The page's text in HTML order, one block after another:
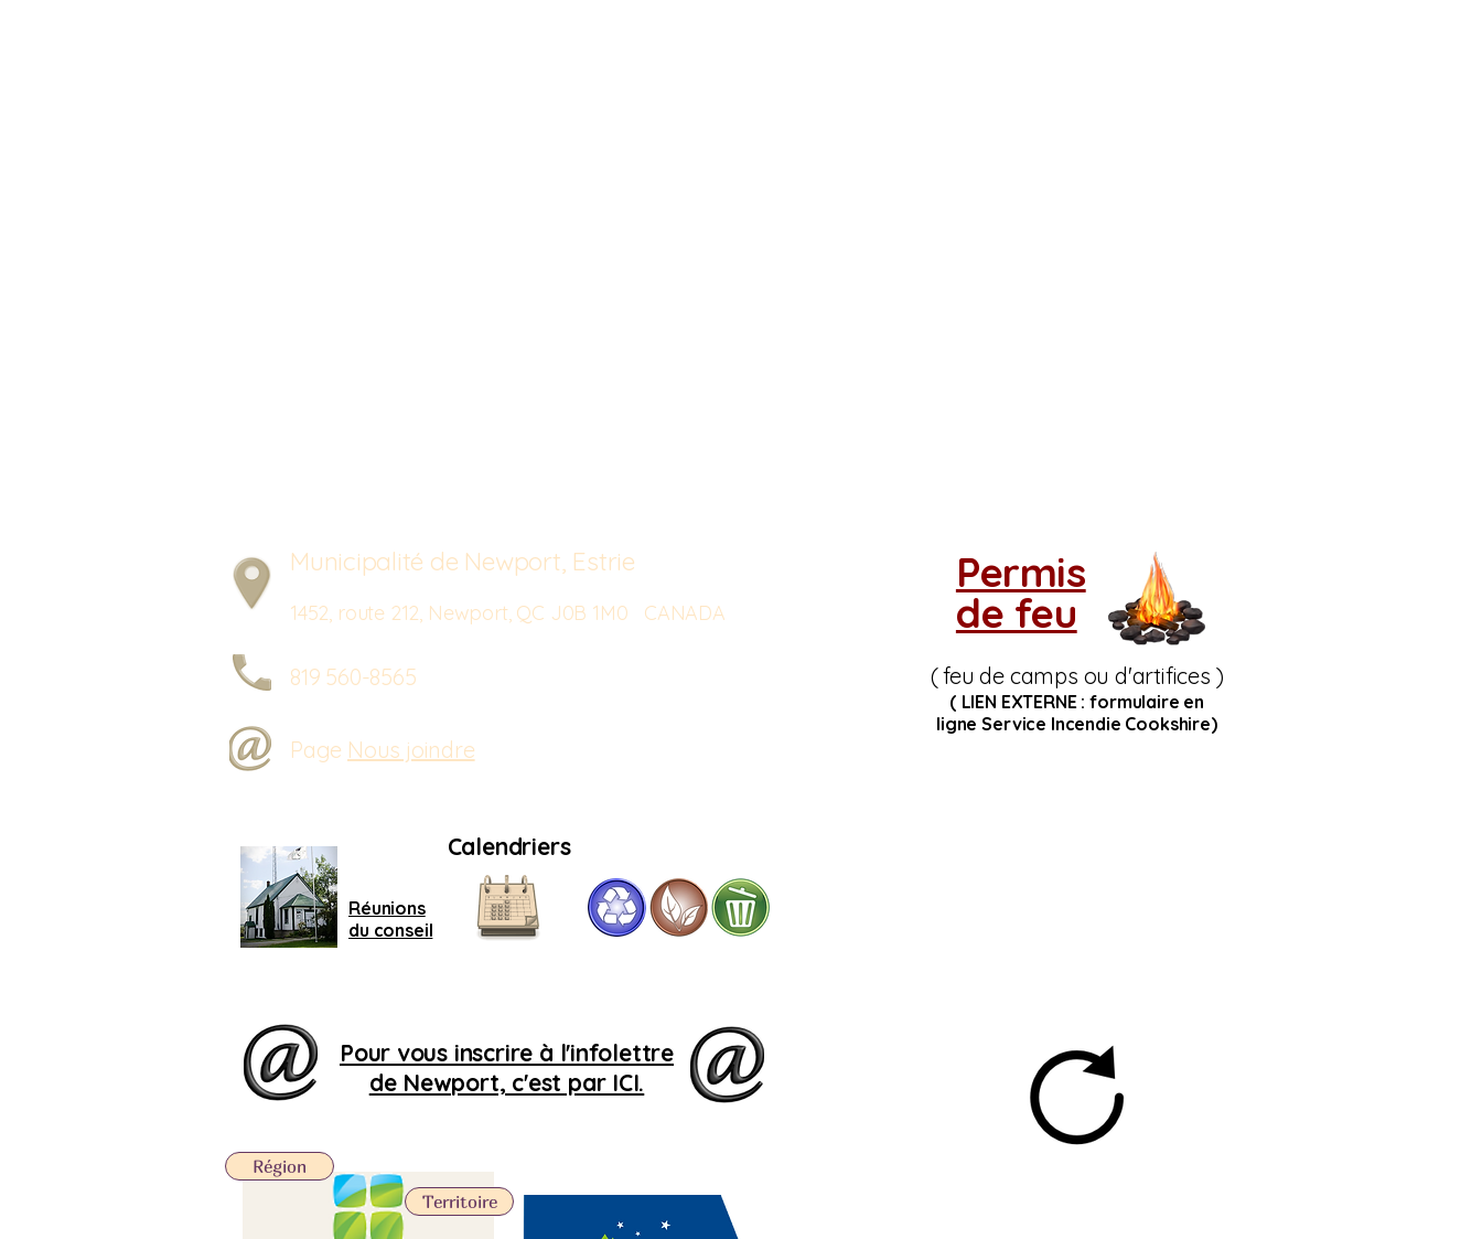
Municipalité de Newport, Estrie
1452, route 212, Newport, QC J0B 1M0 CANADA
819 560-8565
Page Nous joindre
Calendriers
Réunions
du conseil
Pour vous inscrire à l'infolettre
de Newport, c'est par ICI.
Territoire
Permis
de feu
( feu de camps ou d'artifices )
( LIEN EXTERNE : formulaire en
ligne Service Incendie Cookshire)
Région